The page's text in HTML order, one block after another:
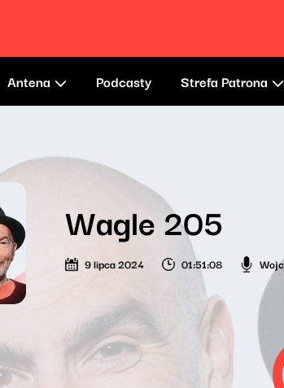
Antena Podcasty Strefa Patrona
Wagle 205
9 lipca 2024 01:51:08